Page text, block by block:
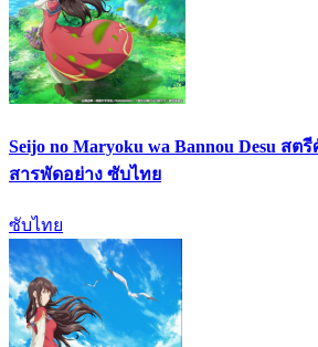
Seijo no Maryoku wa Bannou Desu ส
สารพัดอย่าง ซับไทย
ซับไทย